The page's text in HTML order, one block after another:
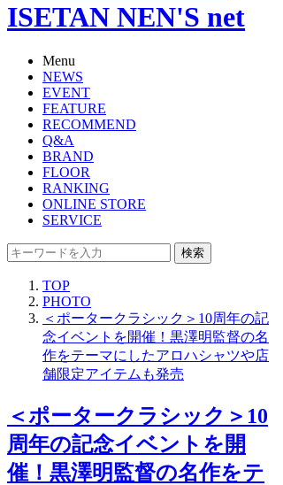
ISETAN NEN'S net
Menu
NEWS
EVENT
FEATURE
RECOMMEND
Q&A
BRAND
FLOOR
RANKING
ONLINE STORE
SERVICE
検索
TOP
PHOTO
＜ポータークラシック＞10周年の記
念イベントを開催！黒澤明監督の名
作をテーマにしたアロハシャツや店
舗限定アイテムも発売
＜ポータークラシック＞10
周年の記念イベントを開
催！黒澤明監督の名作をテ